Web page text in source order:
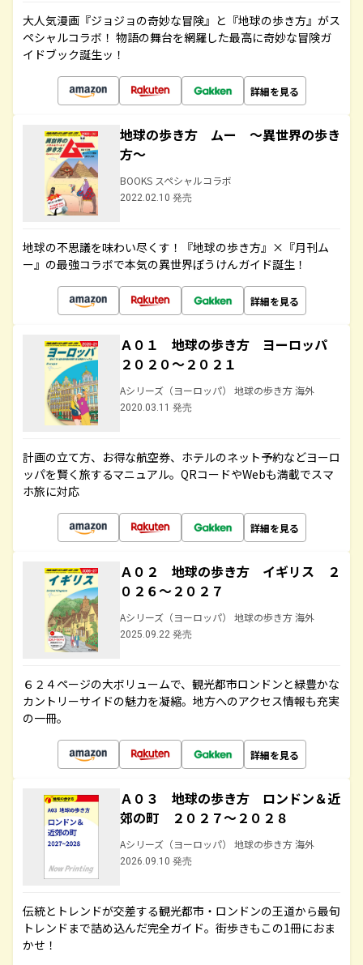
大人気漫画『ジョジョの奇妙な冒険』と『地球の歩き方』がス
ペシャルコラボ！ 物語の舞台を網羅した最高に奇妙な冒険ガ
イドブック誕生ッ！
詳細を見る
地球の歩き方 ムー ～異世界の歩き
方～
BOOKS スペシャルコラボ
2022.02.10 発売
地球の不思議を味わい尽くす！『地球の歩き方』×『月刊ム
ー』の最強コラボで本気の異世界ぼうけんガイド誕生！
詳細を見る
Ａ０１ 地球の歩き方 ヨーロッパ
２０２０～２０２１
Aシリーズ（ヨーロッパ） 地球の歩き方 海外
2020.03.11 発売
計画の立て方、お得な航空券、ホテルのネット予約などヨーロ
ッパを賢く旅するマニュアル。QRコードやWebも満載でスマ
ホ旅に対応
詳細を見る
Ａ０２ 地球の歩き方 イギリス ２
０２６～２０２７
Aシリーズ（ヨーロッパ） 地球の歩き方 海外
2025.09.22 発売
６２４ページの大ボリュームで、観光都市ロンドンと緑豊かな
カントリーサイドの魅力を凝縮。地方へのアクセス情報も充実
の一冊。
詳細を見る
Ａ０３ 地球の歩き方 ロンドン＆近
郊の町 ２０２７～２０２８
Aシリーズ（ヨーロッパ） 地球の歩き方 海外
2026.09.10 発売
伝統とトレンドが交差する観光都市・ロンドンの王道から最旬
トレンドまで詰め込んだ完全ガイド。街歩きもこの1冊におま
かせ！